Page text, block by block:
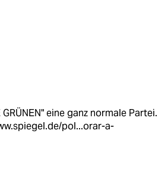
eine ganz normale Partei.
pol...orar-a-